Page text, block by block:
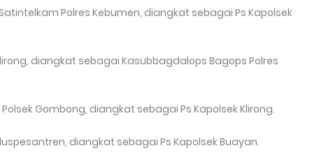
Polres Kebumen, diangkat sebagai Ps Kapolsek
diangkat sebagai Kasubbagdalops Bagops Polres
Gombong, diangkat sebagai Ps Kapolsek Klirong.
diangkat sebagai Ps Kapolsek Buayan.